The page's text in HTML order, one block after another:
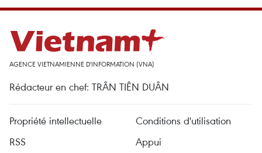
AGENCE VIETNAMIENNE D'INFORMATION (VNA)
Rédacteur en chef: TRÂN TIÊN DUÂN
Propriété intellectuelle
Conditions d'utilisation
RSS
Appui